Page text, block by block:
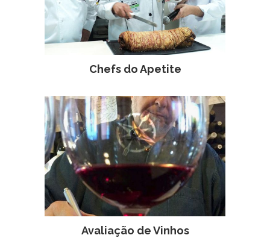
Chefs do Apetite
Avaliação de Vinhos